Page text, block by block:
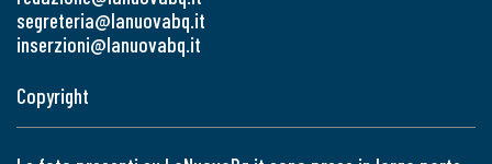
segreteria@lanuovabq.it
inserzioni@lanuovabq.it
Copyright